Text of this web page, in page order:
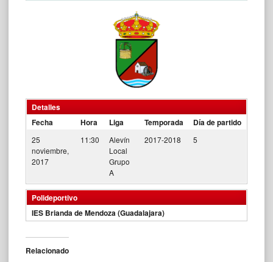
Detalles
Fecha
Hora Liga Temporada Día de partido
25
noviembre,
2017
11:30
Alevín
Local
Grupo
A
2017-2018 5
Polideportivo
IES Brianda de Mendoza (Guadalajara)
Relacionado